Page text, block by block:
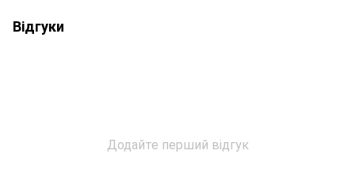
Відгуки
Додайте перший відгук